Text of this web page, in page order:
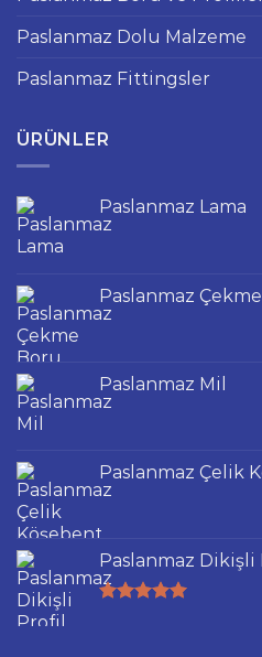
Paslanmaz Dolu Malzeme
Paslanmaz Fittingsler
ÜRÜNLER
Paslanmaz Lama
Paslanmaz
Paslanmaz Mil
Paslanmaz Çelik
Paslanmaz Dikişli